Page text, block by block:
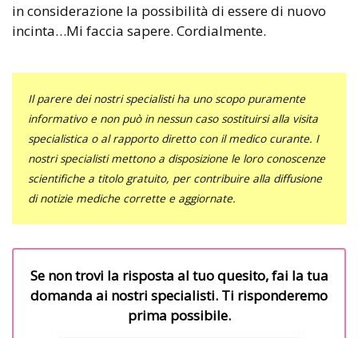
in considerazione la possibilità di essere di nuovo
incinta…Mi faccia sapere. Cordialmente.
Il parere dei nostri specialisti ha uno scopo puramente
informativo e non può in nessun caso sostituirsi alla visita
specialistica o al rapporto diretto con il medico curante. I
nostri specialisti mettono a disposizione le loro conoscenze
scientifiche a titolo gratuito, per contribuire alla diffusione
di notizie mediche corrette e aggiornate.
Se non trovi la risposta al tuo quesito, fai la tua
domanda ai nostri specialisti. Ti risponderemo
prima possibile.